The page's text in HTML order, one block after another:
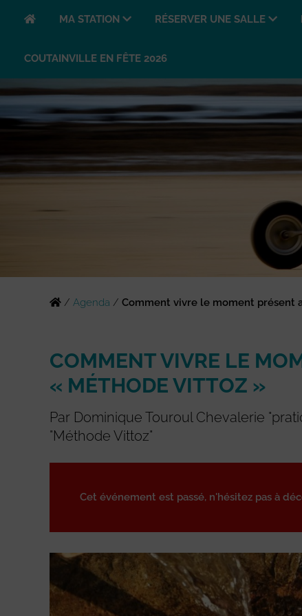
MA STATION RÉSERVER UNE SALLE
COUTAINVILLE EN FÊTE 2026
/ Agenda / Comment vivre le moment présent
COMMENT VIVRE LE
« MÉTHODE VITTOZ »
Par Dominique Touroul Chevalerie
"Méthode Vittoz"
Cet événement est passé, n'hésitez pas à